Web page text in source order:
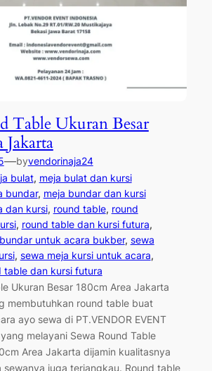
Table Ukuran Besar
Jakarta
—byvendorinaja24
bulat, meja bulat dan kursi
bundar, meja bundar dan kursi
dan kursi, round table, round
, round table dan kursi futura
untuk acara bukber, sewa
, sewa meja kursi untuk acara
table dan kursi futura
Ukuran Besar 180cm Area Jakarta
membutuhkan round table buat
ayo sewa di PT.VENDOR EVENT
melayani Sewa Round Table
Area Jakarta dijamin kualitasnya
sewanya juga terjangkau. Round table